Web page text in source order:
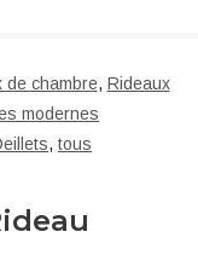
de chambre, Rideaux
modernes
, tous